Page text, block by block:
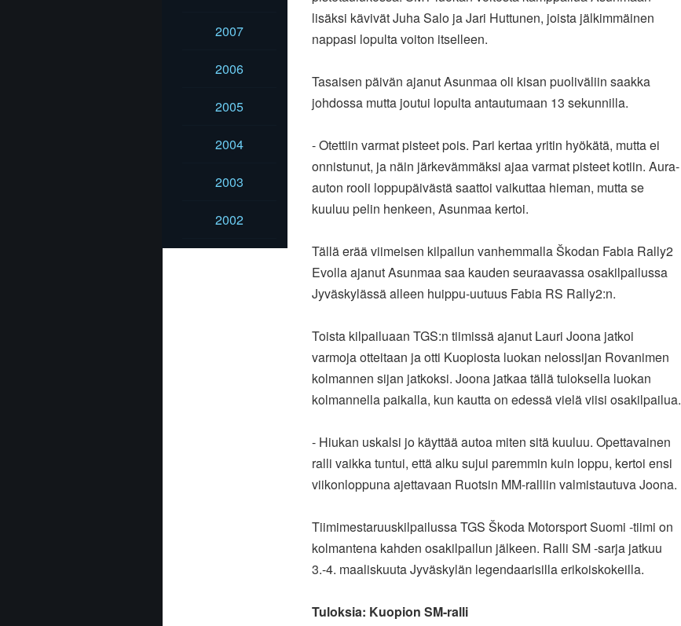
2007
2006
2005
2004
2003
2002
lisäksi kävivät Juha Salo ja Jari Huttunen, joista jälkimmäinen
nappasi lopulta voiton itselleen.
Tasaisen päivän ajanut Asunmaa oli kisan puoliväliin saakka
johdossa mutta joutui lopulta antautumaan 13 sekunnilla.
- Otettiin varmat pisteet pois. Pari kertaa yritin hyökätä, mutta ei
onnistunut, ja näin järkevämmäksi ajaa varmat pisteet kotiin. Aura-
auton rooli loppupäivästä saattoi vaikuttaa hieman, mutta se
kuuluu pelin henkeen, Asunmaa kertoi.
Tällä erää viimeisen kilpailun vanhemmalla Škodan Fabia Rally2
Evolla ajanut Asunmaa saa kauden seuraavassa osakilpailussa
Jyväskylässä alleen huippu-uutuus Fabia RS Rally2:n.
Toista kilpailuaan TGS:n tiimissä ajanut Lauri Joona jatkoi
varmoja otteitaan ja otti Kuopiosta luokan nelossijan Rovanimen
kolmannen sijan jatkoksi. Joona jatkaa tällä tuloksella luokan
kolmannella paikalla, kun kautta on edessä vielä viisi osakilpailua.
- Hiukan uskalsi jo käyttää autoa miten sitä kuuluu. Opettavainen
ralli vaikka tuntui, että alku sujui paremmin kuin loppu, kertoi ensi
viikonloppuna ajettavaan Ruotsin MM-ralliin valmistautuva Joona.
Tiimimestaruuskilpailussa TGS Škoda Motorsport Suomi -tiimi on
kolmantena kahden osakilpailun jälkeen. Ralli SM -sarja jatkuu
3.-4. maaliskuuta Jyväskylän legendaarisilla erikoiskokeilla.
Tuloksia: Kuopion SM-ralli